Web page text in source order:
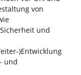
von
und
)Entwicklung
und